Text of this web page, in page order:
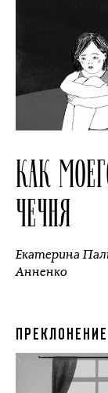
КАК
ЧЕЧНЯ
Екатерина
Анненко
ПРЕКЛОНЕНИЕ